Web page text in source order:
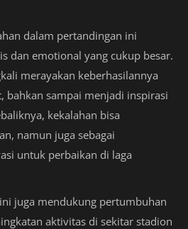
dalam pertandingan ini
dan emotional yang cukup besar.
merayakan keberhasilannya
bahkan sampai menjadi inspirasi
kekalahan bisa
namun juga sebagai
untuk perbaikan di laga
juga mendukung pertumbuhan
aktivitas di sekitar stadion